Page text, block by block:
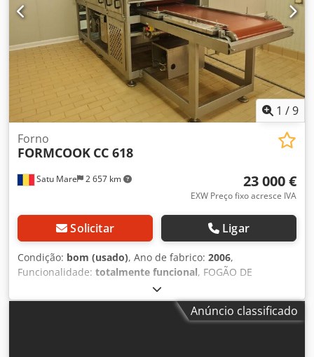
1 /9
Satu Mare 2 657 km
Forno
FORMCOOK CC 618
23 000 €
EXW Preço fixo acresce IVA
Solicitar Ligar
Condição: bom (usado), Ano de fabrico: 2006,
Funcionalidade: totalmente funcional, FOGÃO DE
CONTACTO FORMCCOK MODELO: CC618 PERFEITO ESTADO
DE FUNCIONAMENTO Dkjdpfx Aot Sg Txoa Ior
Anúncio classificado